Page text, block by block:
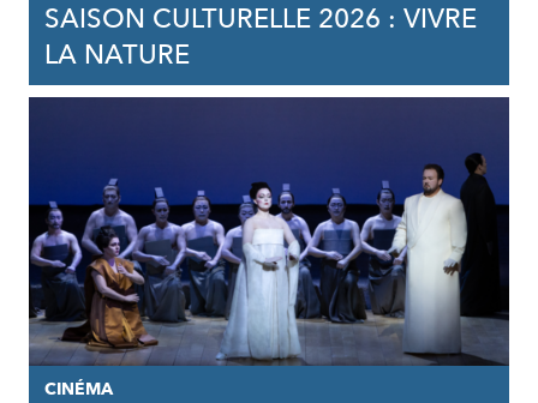
SAISON CULTURELLE 2026 : VIVRE
LA NATURE
CINÉMA